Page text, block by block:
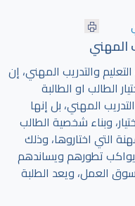
المهني
والتدريب المهني، إن
الطالب او الطالبة
المهني، بل إنها
وبناء شخصية الطالب
التي اختاروها، وذلك
يواكب تطورهم ويساندهم
العمل، ويعد الطلبة